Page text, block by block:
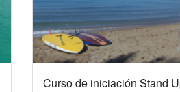
Curso de iniciación Stand